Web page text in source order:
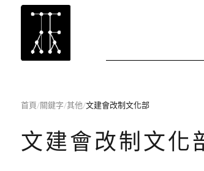
首頁/關鍵字/其他/文建會改制文化部
文建會改制文化